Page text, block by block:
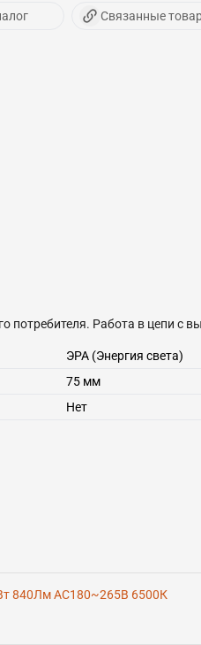
Связанные
Работа в цепи с
ЭРА (Энергия света)
75 мм
Нет
840Лм AC180~265В 6500К